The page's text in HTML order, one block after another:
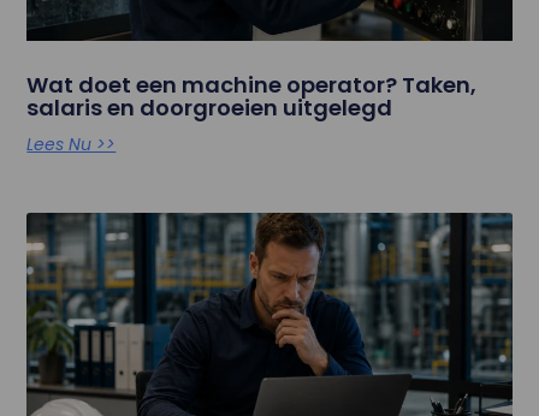
Wat doet een machine operator? Taken,
salaris en doorgroeien uitgelegd
Lees Nu >>